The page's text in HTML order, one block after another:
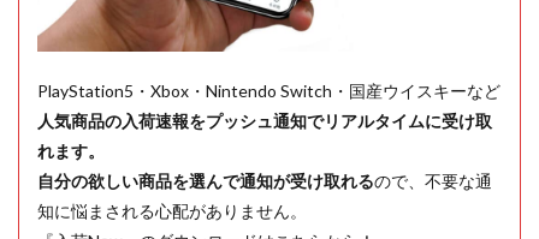
PlayStation5・Xbox・Nintendo Switch・国産ウイスキーなど
人気商品の入荷速報をプッシュ通知でリアルタイムに受け取
れます。
自分の欲しい商品を選んで通知が受け取れるので、不要な通
知に悩まされる心配がありません。